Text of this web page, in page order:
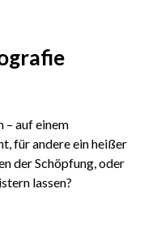
– auf einem
für andere ein heißer
der Schöpfung, oder
lassen?